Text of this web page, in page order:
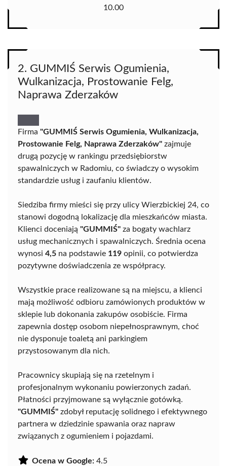
10.00
2. GUMMIŚ Serwis Ogumienia,
Wulkanizacja, Prostowanie Felg,
Naprawa Zderzaków
Firma "GUMMIŚ Serwis Ogumienia, Wulkanizacja,
Prostowanie Felg, Naprawa Zderzaków" zajmuje
drugą pozycję w rankingu przedsiębiorstw
spawalniczych w Radomiu, co świadczy o wysokim
standardzie usług i zaufaniu klientów.
Siedziba firmy mieści się przy ulicy Wierzbickiej 24, co
stanowi dogodną lokalizację dla mieszkańców miasta.
Klienci doceniają "GUMMIŚ" za bogaty wachlarz
usług mechanicznych i spawalniczych. Średnia ocena
wynosi 4,5 na podstawie 119 opinii, co potwierdza
pozytywne doświadczenia ze współpracy.
Wszystkie prace realizowane są na miejscu, a klienci
mają możliwość odbioru zamówionych produktów w
sklepie lub dokonania zakupów osobiście. Firma
zapewnia dostęp osobom niepełnosprawnym, choć
nie dysponuje toaletą ani parkingiem
przystosowanym dla nich.
Pracownicy skupiają się na rzetelnym i
profesjonalnym wykonaniu powierzonych zadań.
Płatności przyjmowane są wyłącznie gotówką.
"GUMMIŚ" zdobył reputację solidnego i efektywnego
partnera w dziedzinie spawania oraz napraw
związanych z ogumieniem i pojazdami.
Ocena w Google: 4.5